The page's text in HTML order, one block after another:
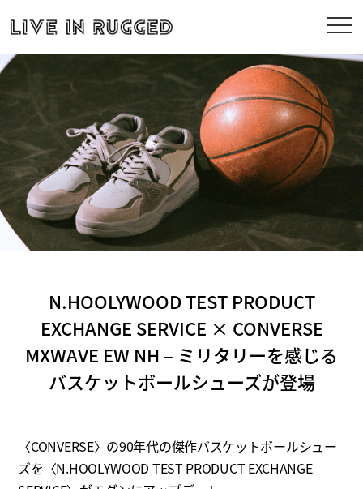
N.HOOLYWOOD TEST PRODUCT
EXCHANGE SERVICE × CONVERSE
MXWAVE EW NH – ミリタリーを感じる
バスケットボールシューズが登場
〈CONVERSE〉の90年代の傑作バスケットボールシュー
ズを〈N.HOOLYWOOD TEST PRODUCT EXCHANGE